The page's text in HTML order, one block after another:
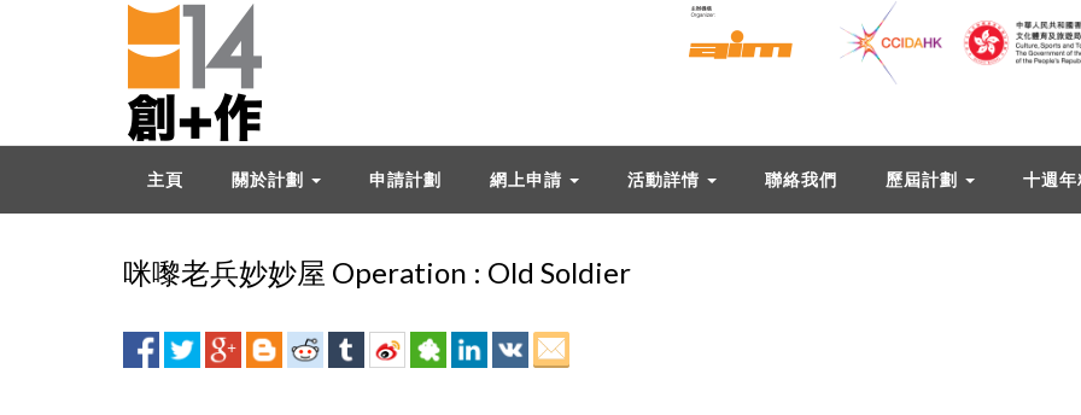
主頁 關於計劃 申請計劃 網上申請 活動詳情 聯絡我們 歷屆計劃 十週
咪嚟老兵妙妙屋 Operation : Old Soldier